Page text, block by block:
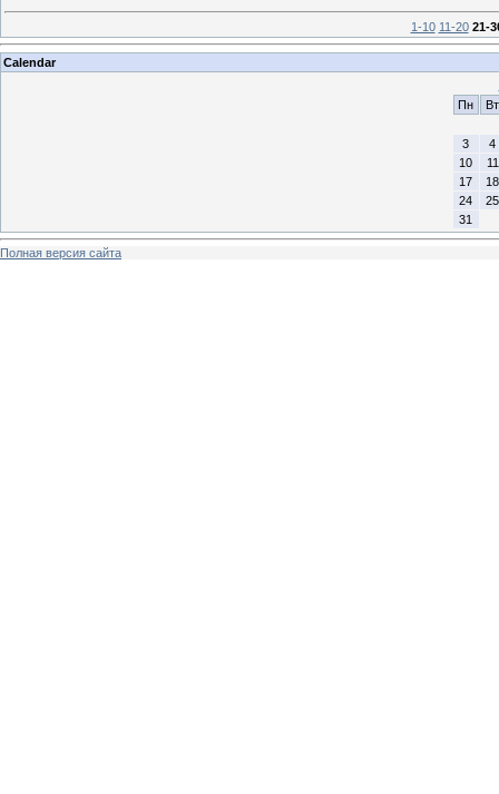
1-10 11-20 21-
Calendar
Пн
Вт
3
4
10
11
17
18
24
25
31
Полная версия сайта